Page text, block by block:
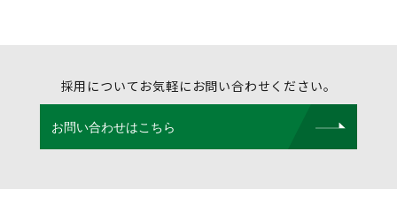
採用についてお気軽にお問い合わせください。
お問い合わせはこちら